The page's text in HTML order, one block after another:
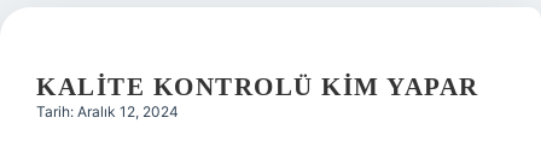
KALITE KONTROLÜ KIM YAPAR
Tarih: Aralık 12, 2024